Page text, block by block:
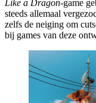
Like a Dragon-game
steeds allemaal
zelfs de neiging om
bij games van deze